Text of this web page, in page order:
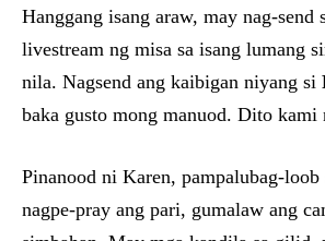
Hanggang isang araw, may nag-send
livestream ng misa sa isang lumang
nila. Nagsend ang kaibigan niyang si
baka gusto mong manuod. Dito kami
Pinanood ni Karen, pampalubag-loob
nagpe-pray ang pari, gumalaw ang